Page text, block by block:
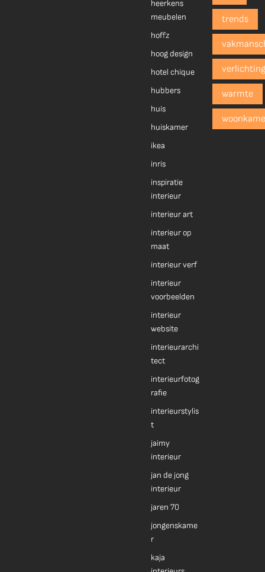
heerkens
meubelen
hoffz
hoog design
hotel chique
hubbers
huis
huiskamer
ikea
inris
inspiratie
interieur
interieur art
interieur op
maat
interieur verf
interieur
voorbeelden
interieur
website
interieurarchi
tect
interieurfotog
rafie
interieurstylis
t
jaimy
interieur
jan de jong
interieur
jaren 70
jongenskame
r
kaja
trends
warmte